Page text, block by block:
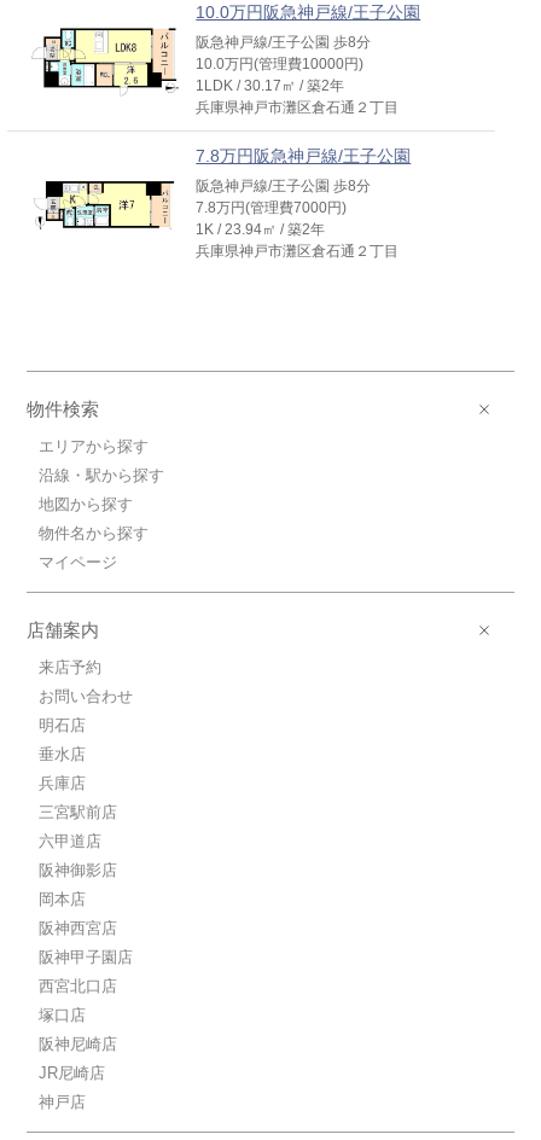
10.0万円阪急神戸線/王子公園
阪急神戸線/王子公園 歩8分
10.0万円(管理費10000円)
1LDK / 30.17㎡ / 築2年
兵庫県神戸市灘区倉石通２丁目
7.8万円阪急神戸線/王子公園
阪急神戸線/王子公園 歩8分
7.8万円(管理費7000円)
1K / 23.94㎡ / 築2年
兵庫県神戸市灘区倉石通２丁目
物件検索
エリアから探す
沿線・駅から探す
地図から探す
物件名から探す
マイページ
店舗案内
来店予約
お問い合わせ
明石店
垂水店
兵庫店
三宮駅前店
六甲道店
阪神御影店
岡本店
阪神西宮店
阪神甲子園店
西宮北口店
塚口店
阪神尼崎店
JR尼崎店
神戸店